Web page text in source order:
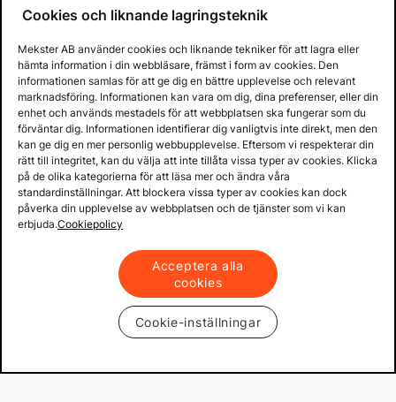
Prisgaranti på reservdelar
Lager i Sverige
60 dagars öppet köp
Fria returer
Copyright © 2013 - 2026 - Mekster AB
KöpvillkorIntegritetspolicy
Cookies och liknande lagringsteknik
Mekster AB använder cookies och liknande tekniker för att lagra eller
hämta information i din webbläsare, främst i form av cookies. Den
informationen samlas för att ge dig en bättre upplevelse och relevant
marknadsföring. Informationen kan vara om dig, dina preferenser, eller din
enhet och används mestadels för att webbplatsen ska fungerar som du
förväntar dig. Informationen identifierar dig vanligtvis inte direkt, men den
kan ge dig en mer personlig webbupplevelse. Eftersom vi respekterar din
rätt till integritet, kan du välja att inte tillåta vissa typer av cookies. Klicka
på de olika kategorierna för att läsa mer och ändra våra
standardinställningar. Att blockera vissa typer av cookies kan dock
påverka din upplevelse av webbplatsen och de tjänster som vi kan
erbjuda.Cookiepolicy
Acceptera alla
cookies
Cookie-inställningar